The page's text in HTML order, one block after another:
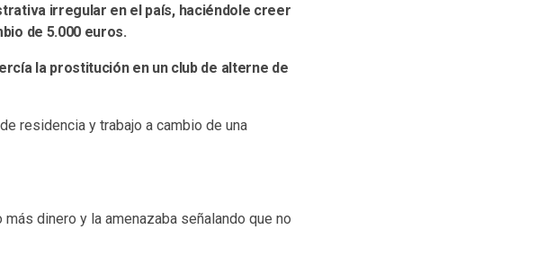
irregular en el país, haciéndole creer
de 5.000 euros.
la prostitución en un club de alterne de
residencia y trabajo a cambio de una
dinero y la amenazaba señalando que no